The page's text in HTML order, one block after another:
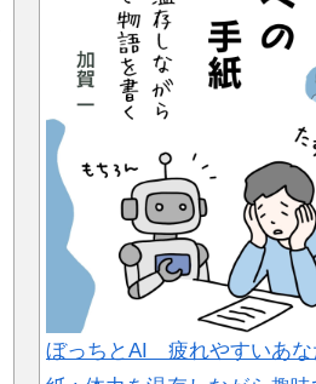
ぼっちとAI 疲れやすいあな